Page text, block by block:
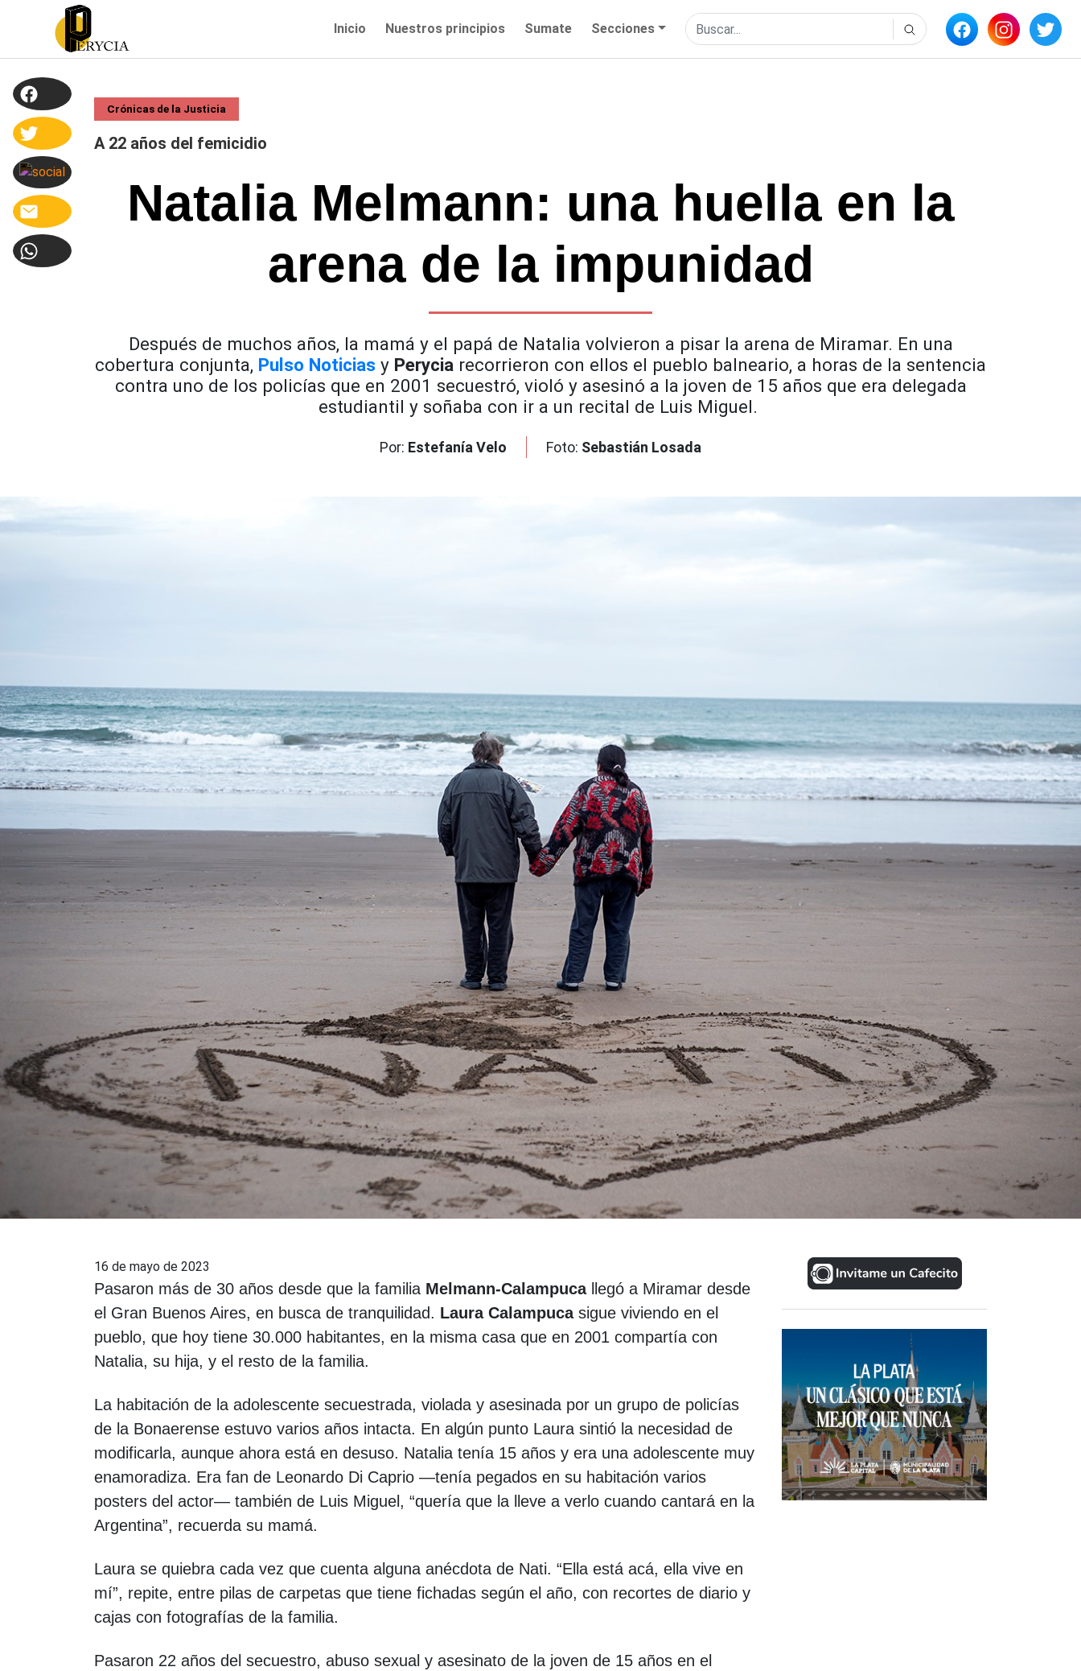
Inicio Nuestros principios Sumate Secciones
Crónicas de la Justicia
A 22 años del femicidio
Natalia Melmann: una huella en la
arena de la impunidad
Después de muchos años, la mamá y el papá de Natalia volvieron a pisar la arena de Miramar. En una
cobertura conjunta, Pulso Noticias y Perycia recorrieron con ellos el pueblo balneario, a horas de la sentencia
contra uno de los policías que en 2001 secuestró, violó y asesinó a la joven de 15 años que era delegada
estudiantil y soñaba con ir a un recital de Luis Miguel.
Por: Estefanía Velo Foto: Sebastián Losada
16 de mayo de 2023
Pasaron más de 30 años desde que la familia Melmann-Calampucallegó a Miramar desde
el Gran Buenos Aires, en busca de tranquilidad. Laura Calampucasigue viviendo en el
pueblo, que hoy tiene 30.000 habitantes, en la misma casa que en 2001 compartía con
Natalia, su hija, y el resto de la familia.
La habitación de la adolescente secuestrada, violada y asesinada por un grupo de policías
de la Bonaerense estuvo varios años intacta. En algún punto Laura sintió la necesidad de
modificarla, aunque ahora está en desuso. Natalia tenía 15 años y era una adolescente muy
enamoradiza. Era fan de Leonardo Di Caprio —tenía pegados en su habitación varios
posters del actor— también de Luis Miguel, “quería que la lleve a verlo cuando cantará en la
Argentina”, recuerda su mamá.
Laura se quiebra cada vez que cuenta alguna anécdota de Nati. “Ella está acá, ella vive en
mí”, repite, entre pilas de carpetas que tiene fichadas según el año, con recortes de diario y
cajas con fotografías de la familia.
Pasaron 22 años del secuestro, abuso sexual y asesinato de la joven de 15 años en el